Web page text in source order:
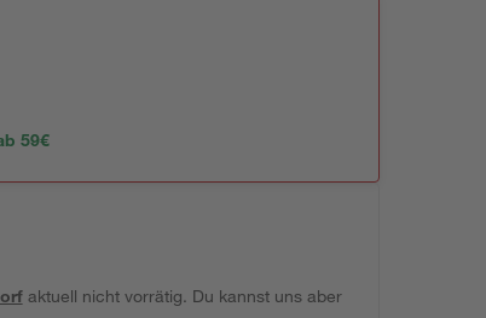
59€
aktuell nicht vorrätig. Du kannst uns aber